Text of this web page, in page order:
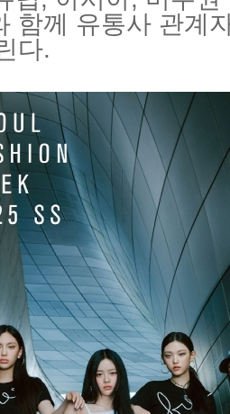
함께 유통사 관계
다.